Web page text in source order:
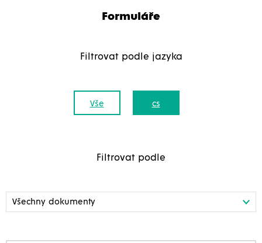
Formuláře
Filtrovat podle jazyka
Vše cs
Filtrovat podle